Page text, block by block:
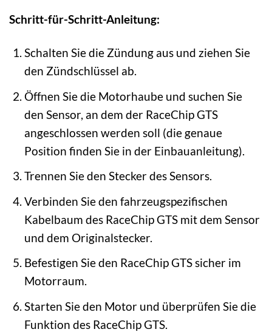
Schritt-für-Schritt-Anleitung:
Schalten Sie die Zündung aus und ziehen Sie
den Zündschlüssel ab.
Öffnen Sie die Motorhaube und suchen Sie
den Sensor, an dem der RaceChip GTS
angeschlossen werden soll (die genaue
Position finden Sie in der Einbauanleitung).
Trennen Sie den Stecker des Sensors.
Verbinden Sie den fahrzeugspezifischen
Kabelbaum des RaceChip GTS mit dem Sensor
und dem Originalstecker.
Befestigen Sie den RaceChip GTS sicher im
Motorraum.
Starten Sie den Motor und überprüfen Sie die
Funktion des RaceChip GTS.